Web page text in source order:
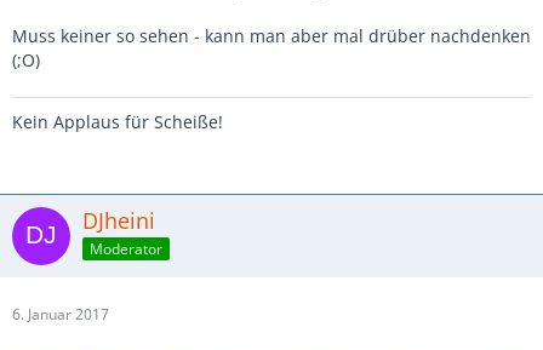
Muss keiner so sehen - kann man aber mal drüber nachdenken
(;O)
Kein Applaus für Scheiße!
DJheini
Moderator
6. Januar 2017